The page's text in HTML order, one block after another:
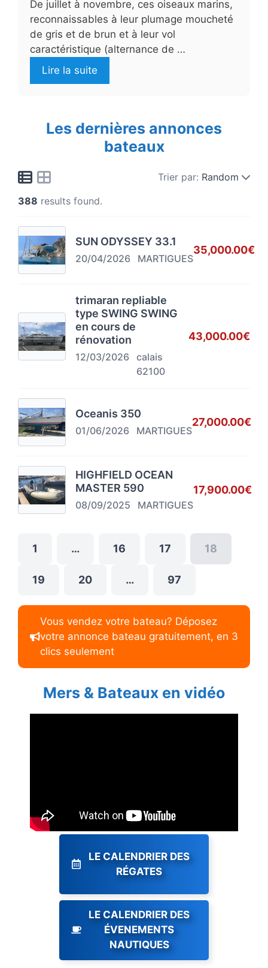
De juillet à novembre, ces oiseaux marins,
reconnaissables à leur plumage moucheté
de gris et de brun et à leur vol
caractéristique (alternance de …
Lire la suite
Les dernières annonces
bateaux
Trier par: Random
388 results found.
SUN ODYSSEY 33.1
20/04/2026 MARTIGUES
35,000.00€
trimaran repliable
type SWING SWING
en cours de
rénovation
12/03/2026
calais
62100
43,000.00€
Oceanis 350
01/06/2026 MARTIGUES
27,000.00€
HIGHFIELD OCEAN
MASTER 590
08/09/2025 MARTIGUES
17,900.00€
1 … 16 17 18
19 20 … 97
Vous vendez votre bateau? Déposez
votre annonce bateau gratuitement, en 3
clics seulement
Mers & Bateaux en vidéo
LE CALENDRIER DES
RÉGATES
LE CALENDRIER DES
ÉVENEMENTS
NAUTIQUES